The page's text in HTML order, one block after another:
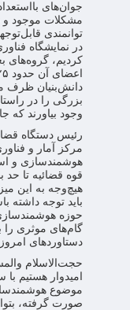
جوان‌های
مشکلات موجود و‌
توانمندی
در نمایشگاه
دانش‌بنیان ظرف
بزرگی را در
وجود بیاورند که
رئیس دستگاه قضا
مرکز آمار و
هوشمندسازی و
قوه قضائیه تا حد
هیچ‌وجه به این
باید توجه داشته
حوزه
گام‌های موثری را
دستاوردهای
حجت‌الاسلام
امیدوار هستیم
موضوع
صورت گرفته،